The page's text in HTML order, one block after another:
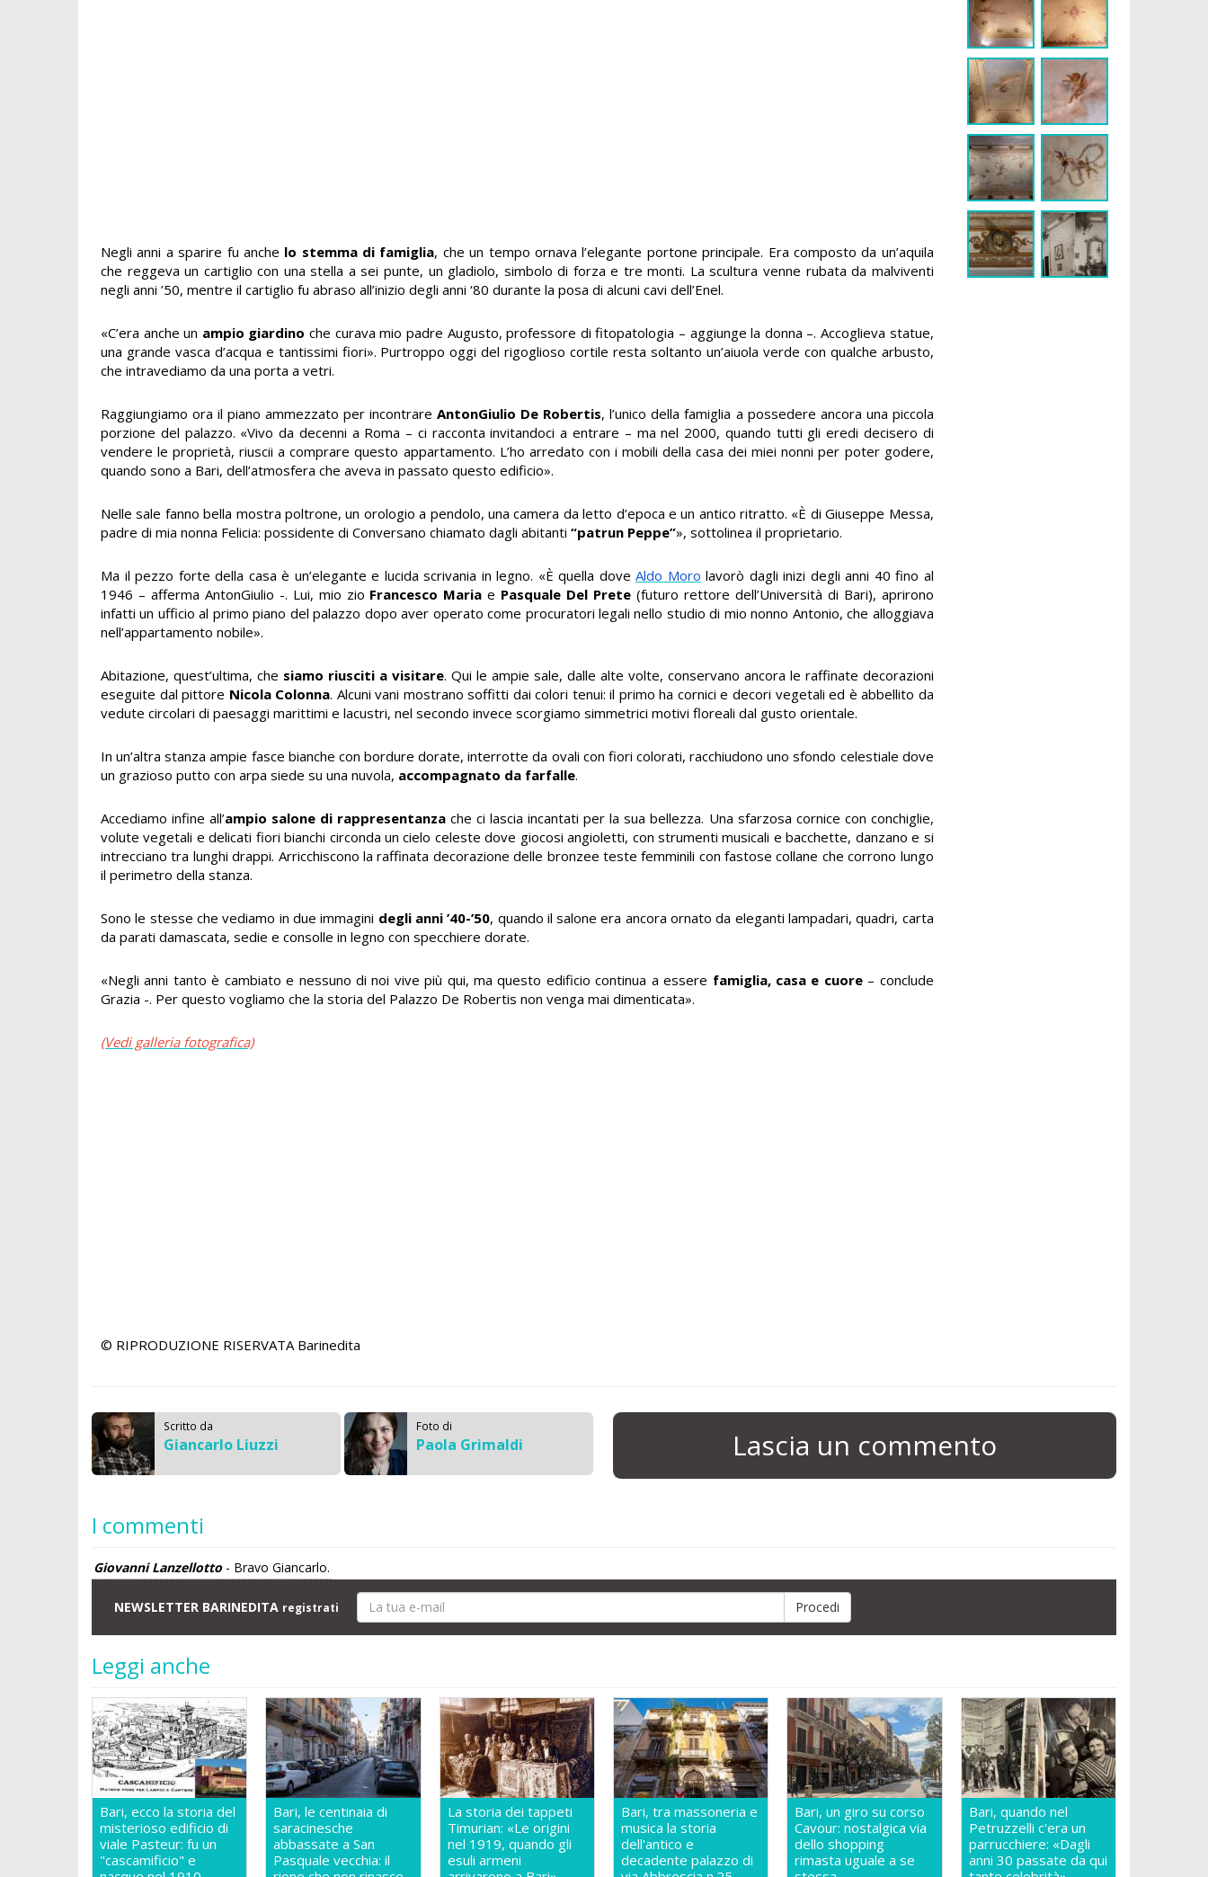
Negli anni a sparire fu anche lo stemma di famiglia, che un tempo ornava l’elegante portone principale. Era composto da un’aquila
che reggeva un cartiglio con una stella a sei punte, un gladiolo, simbolo di forza e tre monti. La scultura venne rubata da malviventi
negli anni ’50, mentre il cartiglio fu abraso all’inizio degli anni ‘80 durante la posa di alcuni cavi dell’Enel.
«C’era anche un ampio giardino che curava mio padre Augusto, professore di fitopatologia – aggiunge la donna –. Accoglieva statue,
una grande vasca d’acqua e tantissimi fiori». Purtroppo oggi del rigoglioso cortile resta soltanto un’aiuola verde con qualche arbusto,
che intravediamo da una porta a vetri.
Raggiungiamo ora il piano ammezzato per incontrareAntonGiulio De Robertis, l’unico della famiglia a possedere ancora una piccola
porzione del palazzo. «Vivo da decenni a Roma – ci racconta invitandoci a entrare – ma nel 2000, quando tutti gli eredi decisero di
vendere le proprietà, riuscii a comprare questo appartamento. L’ho arredato con i mobili della casa dei miei nonni per poter godere,
quando sono a Bari, dell’atmosfera che aveva in passato questo edificio».
Nelle sale fanno bella mostra poltrone, un orologio a pendolo, una camera da letto d’epoca e un antico ritratto. «È di Giuseppe Messa,
padre di mia nonna Felicia: possidente di Conversano chiamato dagli abitanti “patrun Peppe”», sottolinea il proprietario.
Ma il pezzo forte della casa è un’elegante e lucida scrivania in legno. «È quella doveAldo Moro lavorò dagli inizi degli anni 40 fino al
1946 – afferma AntonGiulio -. Lui, mio zio Francesco Maria e Pasquale Del Prete (futuro rettore dell’Università di Bari), aprirono
infatti un ufficio al primo piano del palazzo dopo aver operato come procuratori legali nello studio di mio nonno Antonio, che alloggiava
nell’appartamento nobile».
Abitazione, quest’ultima, che siamo riusciti a visitare. Qui le ampie sale, dalle alte volte, conservano ancora le raffinate decorazioni
eseguite dal pittore Nicola Colonna. Alcuni vani mostrano soffitti dai colori tenui: il primo ha cornici e decori vegetali ed è abbellito da
vedute circolari di paesaggi marittimi e lacustri, nel secondo invece scorgiamo simmetrici motivi floreali dal gusto orientale.
In un’altra stanza ampie fasce bianche con bordure dorate, interrotte da ovali con fiori colorati, racchiudono uno sfondo celestiale dove
un grazioso putto con arpa siede su una nuvola, accompagnato da farfalle.
Accediamo infine all’ampio salone di rappresentanzache ci lascia incantati per la sua bellezza. Una sfarzosa cornice con conchiglie,
volute vegetali e delicati fiori bianchi circonda un cielo celeste dove giocosi angioletti, con strumenti musicali e bacchette, danzano e si
intrecciano tra lunghi drappi. Arricchiscono la raffinata decorazione delle bronzee teste femminili con fastose collane che corrono lungo
il perimetro della stanza.
Sono le stesse che vediamo in due immagini degli anni ’40-’50, quando il salone era ancora ornato da eleganti lampadari, quadri, carta
da parati damascata, sedie e consolle in legno con specchiere dorate.
«Negli anni tanto è cambiato e nessuno di noi vive più qui, ma questo edificio continua a essere famiglia, casa e cuore– conclude
Grazia -. Per questo vogliamo che la storia del Palazzo De Robertis non venga mai dimenticata».
(Vedi galleria fotografica)
© RIPRODUZIONE RISERVATA Barinedita
Scritto da
Giancarlo Liuzzi
Foto di
Paola Grimaldi Lascia un commento
I commenti
Giovanni Lanzellotto - Bravo Giancarlo.
NEWSLETTER BARINEDITA registrati
Leggi anche
Bari, ecco la storia del
misterioso edificio di
viale Pasteur: fu un
"cascamificio" e
Bari, le centinaia di
saracinesche
abbassate a San
Pasquale vecchia: il
La storia dei tappeti
Timurian: «Le origini
nel 1919, quando gli
esuli armeni
Bari, tra massoneria e
musica la storia
dell'antico e
decadente palazzo di
Bari, un giro su corso
Cavour: nostalgica via
dello shopping
rimasta uguale a se
Bari, quando nel
Petruzzelli c'era un
parrucchiere: «Dagli
anni 30 passate da qui